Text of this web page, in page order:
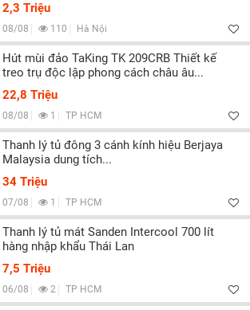
2,3 Triệu
08/08 110 Hà Nội
Hút mùi đảo TaKing TK 209CRB Thiết kế
treo trụ độc lập phong cách châu âu...
22,8 Triệu
08/08 1 TP HCM
Thanh lý tủ đông 3 cánh kính hiệu Berjaya
Malaysia dung tích...
34 Triệu
07/08 1 TP HCM
Thanh lý tủ mát Sanden Intercool 700 lít
hàng nhập khẩu Thái Lan
7,5 Triệu
06/08 2 TP HCM